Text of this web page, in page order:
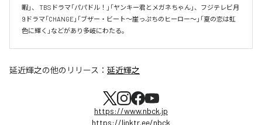
暇」、 TBSドラマ「パパドル！」「ヤンキー君とメガネちゃん」、フジテレビ月
9ドラマ「CHANGE」「ブザー・ビート～崖っぷちのヒーロー～」「夏の恋は虹
色に輝く」などがあり多岐にわたる。
延近輝之の他のリリース： 延近輝之
https://www.nbck.jp
https://linktr.ee/nbck